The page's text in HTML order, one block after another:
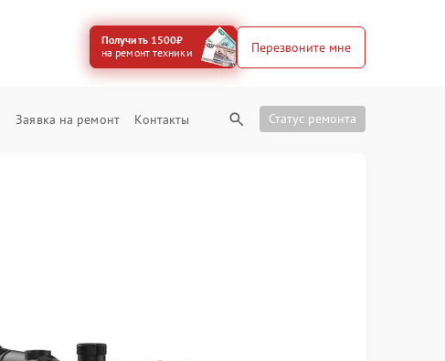
Получить 1500₽
на ремонт техники
Перезвоните мне
Заявка на ремонт Контакты Статус ремонта